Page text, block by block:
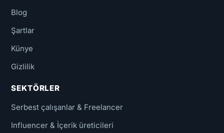
Blog
Şartlar
Künye
Gizlilik
SEKTÖRLER
Serbest çalışanlar & Freelancer
Influencer & İçerik üreticileri